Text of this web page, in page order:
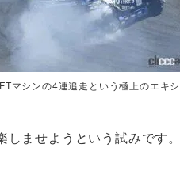
マシンの4連追走という極上のエキシ
ませようという試みです。